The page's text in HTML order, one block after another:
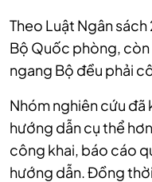
Theo Luật Ngân
Bộ Quốc phòng, còn
ngang Bộ đều phải
Nhóm nghiên cứu đã
hướng dẫn cụ thể
công khai, báo cáo
hướng dẫn. Đồng